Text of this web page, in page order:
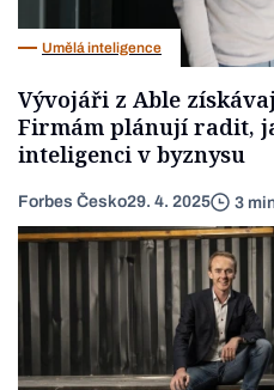
Umělá inteligence
Vývojáři z Able
Firmám plánují radit,
inteligenci v byznysu
Forbes Česko29. 4. 2025 3